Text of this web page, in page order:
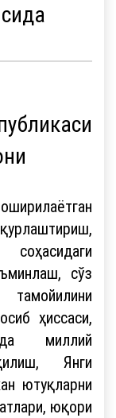
сўз
тамойилини
ҳиссаси,
миллий
Янги
ютуқларни
юқори